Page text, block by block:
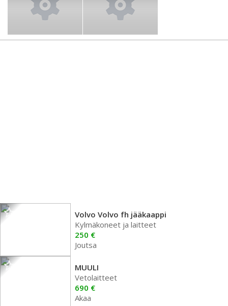
Volvo Volvo fh jääkaappi
Kylmäkoneet ja laitteet
250 €
Joutsa
MUULI
Vetolaitteet
690 €
Akaa